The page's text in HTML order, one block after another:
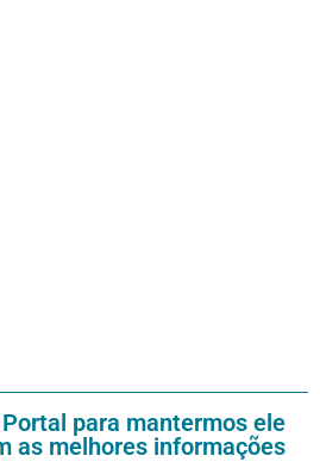
para mantermos ele
as melhores informações